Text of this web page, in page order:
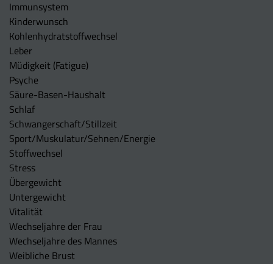
Immunsystem
Kinderwunsch
Kohlenhydratstoffwechsel
Leber
Müdigkeit (Fatigue)
Psyche
Säure-Basen-Haushalt
Schlaf
Schwangerschaft/Stillzeit
Sport/Muskulatur/Sehnen/Energie
Stoffwechsel
Stress
Übergewicht
Untergewicht
Vitalität
Wechseljahre der Frau
Wechseljahre des Mannes
Weibliche Brust